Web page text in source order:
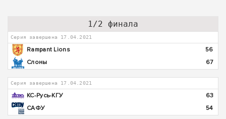
1/2 финала
Серия завершена 17.04.2021
Rampant Lions
56
Слоны
67
Серия завершена 17.04.2021
КС-Русь-КГУ
63
САФУ
54